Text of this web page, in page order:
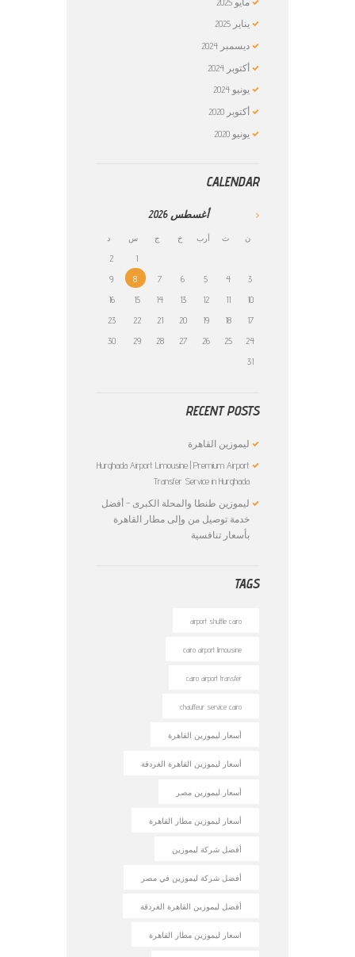
يناير2025
ديسمبر2024
أكتوبر2024
يونيو2024
أكتوبر2020
يونيو2020
CALENDAR
أغسطس2026
ن ث أرب خ ج س د
1
2
3
4
5
6
7
8
9
10
11
12
13
14
15
16
17
18
19
20
21
22
23
24
25
26
27
28
29
30
31
RECENT POSTS
ليموزين القاهرة
Hurghada Airport Limousine | Premium Airport
Transfer Service in Hurghada
ليموزين طنطا والمحلة الكبرى – أفضل
خدمة توصيل من وإلى مطار القاهرة
بأسعار تنافسية
TAGS
airport shuttle cairo
cairo airport limousine
cairo airport transfer
chauffeur service cairo
أسعار ليموزين القاهرة
أسعار ليموزين القاهرة الغردقة
أسعار ليموزين مصر
أسعار ليموزين مطار القاهرة
أفضل شركة ليموزين
أفضل شركة ليموزين في مصر
أفضل ليموزين القاهرة الغردقة
اسعار ليموزين مطار القاهرة